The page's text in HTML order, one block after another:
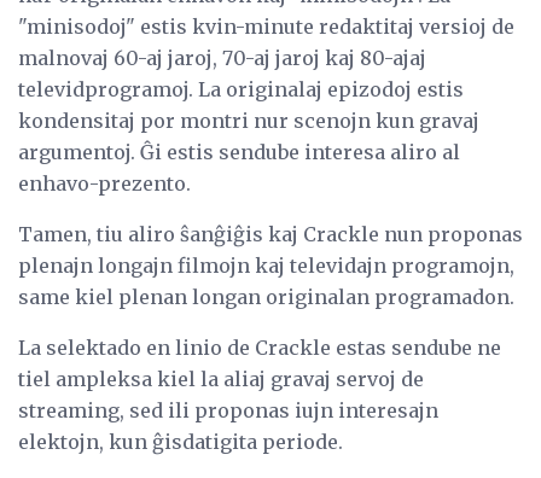
"minisodoj" estis kvin-minute redaktitaj versioj de
malnovaj 60-aj jaroj, 70-aj jaroj kaj 80-ajaj
televidprogramoj. La originalaj epizodoj estis
kondensitaj por montri nur scenojn kun gravaj
argumentoj. Ĝi estis sendube interesa aliro al
enhavo-prezento.
Tamen, tiu aliro ŝanĝiĝis kaj Crackle nun proponas
plenajn longajn filmojn kaj televidajn programojn,
same kiel plenan longan originalan programadon.
La selektado en linio de Crackle estas sendube ne
tiel ampleksa kiel la aliaj gravaj servoj de
streaming, sed ili proponas iujn interesajn
elektojn, kun ĝisdatigita periode.